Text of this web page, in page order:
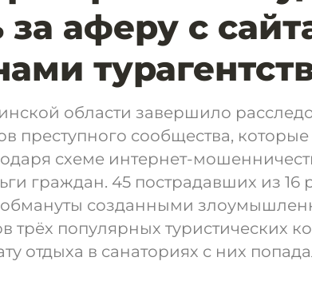
за аферу с
области завершило
преступного сообщества,
схеме интернет-
граждан. 45 пострадавших из 16
созданными
трёх популярных туристических
отдыха в санаториях с них